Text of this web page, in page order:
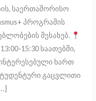
საერთაშორისო
პროგრამის
შესახებ.
15:30 საათებში,
ხართ
გაცვლითი